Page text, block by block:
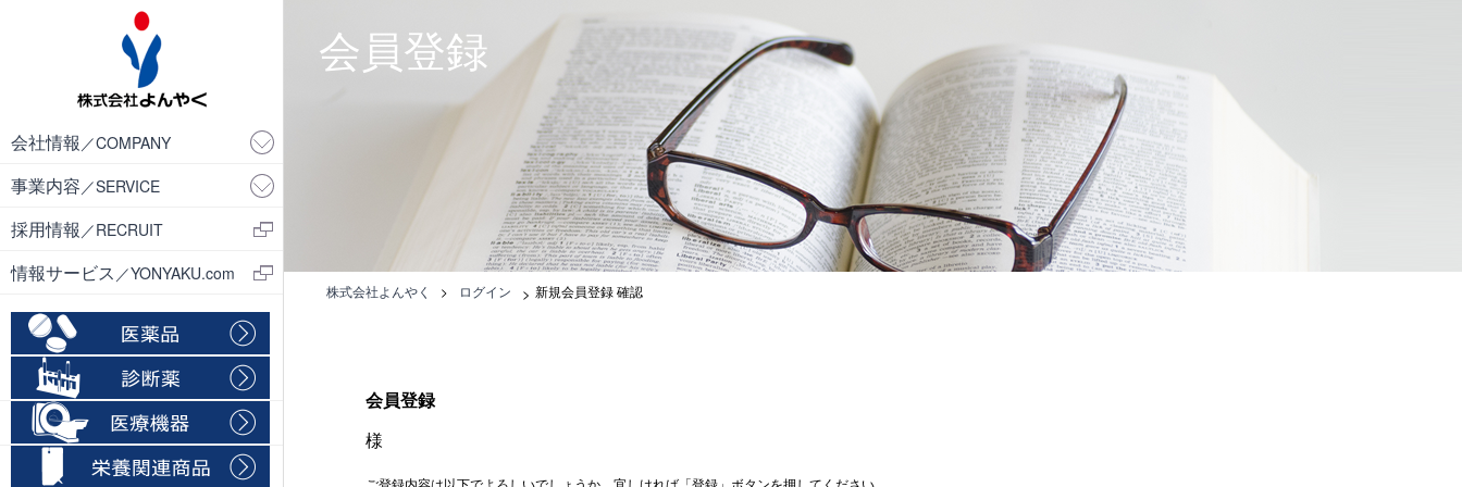
会社情報 ／COMPANY
事業内容／SERVICE
採用情報 ／RECRUIT
情報サービス ／YONYAKU.com
会員登録
株式会社よんやく > ログイン > 新規会員登録 確認
会員登録
様